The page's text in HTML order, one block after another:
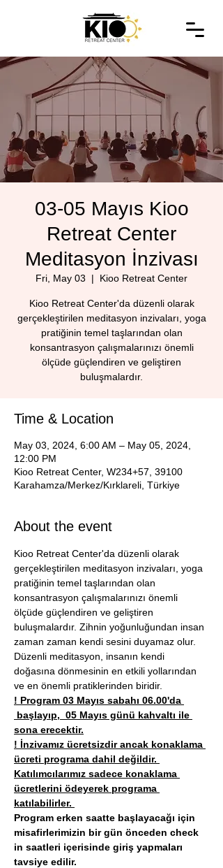
03-05 Mayıs Kioo
Retreat Center
Meditasyon İnzivası
Fri, May 03
  |
Kioo Retreat Center
Kioo Retreat Center'da düzenli olarak
gerçekleştirilen meditasyon inzivaları, yoga
pratiğinin temel taşlarından olan
konsantrasyon çalışmalarınızı önemli
ölçüde güçlendiren ve geliştiren
buluşmalardır.
Time & Location
May 03, 2024, 6:00 AM – May 05, 2024,
12:00 PM
Kioo Retreat Center, W234+57, 39100
Karahamza/Merkez/Kırklareli, Türkiye
About the event
Kioo Retreat Center'da düzenli olarak
gerçekleştirilen meditasyon inzivaları, yoga
pratiğinin temel taşlarından olan
konsantrasyon çalışmalarınızı önemli
ölçüde güçlendiren ve geliştiren
buluşmalardır. Zihnin yoğunluğundan insan
zaman zaman kendi sesini duyamaz olur.
Düzenli meditasyon, insanın kendi
doğasına dönmesinin en etkili yollarından
ve en önemli pratiklerinden biridir.
! Program 03 Mayıs sabahı 06.00'da
başlayıp,  05 Mayıs günü kahvaltı ile
sona erecektir.
! İnzivamız ücretsizdir ancak konaklama
ücreti programa dahil değildir.
Katılımcılarımız sadece konaklama
ücretlerini ödeyerek programa
katılabilirler.
Program erken saatte başlayacağı için
misafirlerimizin bir gün önceden check
in saatleri içerisinde giriş yapmaları
tavsiye edilir.